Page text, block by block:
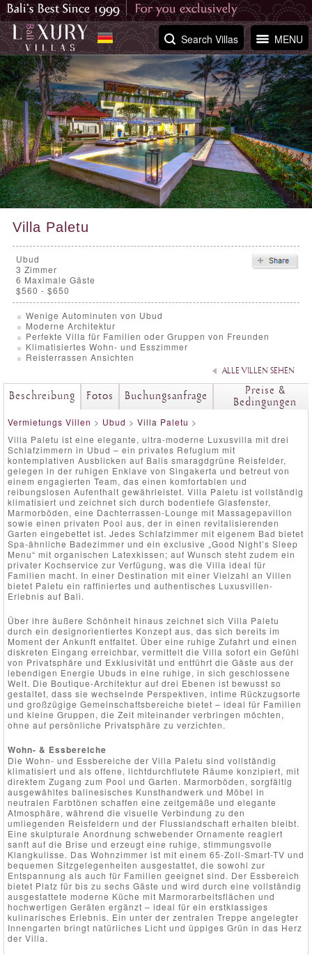
MENU
Search Villas
Villa Paletu
Ubud
3 Zimmer
6 Maximale Gäste
$560 - $650
Wenige Autominuten von Ubud
Moderne Architektur
Perfekte Villa für Familien oder Gruppen von Freunden
Klimatisiertes Wohn- und Esszimmer
Reisterrassen Ansichten
ALLE VILLEN SEHEN
Beschreibung Fotos Buchungsanfrage
Preise &
Bedingungen
Vermietungs Villen > Ubud > Villa Paletu >
Villa Paletu ist eine elegante, ultra-moderne Luxusvilla mit drei
Schlafzimmern in Ubud – ein privates Refugium mit
kontemplativen Ausblicken auf Balis smaragdgrüne Reisfelder,
gelegen in der ruhigen Enklave von Singakerta und betreut von
einem engagierten Team, das einen komfortablen und
reibungslosen Aufenthalt gewährleistet. Villa Paletu ist vollständig
klimatisiert und zeichnet sich durch bodentiefe Glasfenster,
Marmorböden, eine Dachterrassen-Lounge mit Massagepavillon
sowie einen privaten Pool aus, der in einen revitalisierenden
Garten eingebettet ist. Jedes Schlafzimmer mit eigenem Bad bietet
Spa-ähnliche Badezimmer und ein exclusive „Good Night’s Sleep
Menu“ mit organischen Latexkissen; auf Wunsch steht zudem ein
privater Kochservice zur Verfügung, was die Villa ideal für
Familien macht. In einer Destination mit einer Vielzahl an Villen
bietet Paletu ein raffiniertes und authentisches Luxusvillen-
Erlebnis auf Bali.
Über ihre äußere Schönheit hinaus zeichnet sich Villa Paletu
durch ein designorientiertes Konzept aus, das sich bereits im
Moment der Ankunft entfaltet. Über eine ruhige Zufahrt und einen
diskreten Eingang erreichbar, vermittelt die Villa sofort ein Gefühl
von Privatsphäre und Exklusivität und entführt die Gäste aus der
lebendigen Energie Ubuds in eine ruhige, in sich geschlossene
Welt. Die Boutique-Architektur auf drei Ebenen ist bewusst so
gestaltet, dass sie wechselnde Perspektiven, intime Rückzugsorte
und großzügige Gemeinschaftsbereiche bietet – ideal für Familien
und kleine Gruppen, die Zeit miteinander verbringen möchten,
ohne auf persönliche Privatsphäre zu verzichten.
Wohn- & Essbereiche
Die Wohn- und Essbereiche der Villa Paletu sind vollständig
klimatisiert und als offene, lichtdurchflutete Räume konzipiert, mit
direktem Zugang zum Pool und Garten. Marmorböden, sorgfältig
ausgewähltes balinesisches Kunsthandwerk und Möbel in
neutralen Farbtönen schaffen eine zeitgemäße und elegante
Atmosphäre, während die visuelle Verbindung zu den
umliegenden Reisfeldern und der Flusslandschaft erhalten bleibt.
Eine skulpturale Anordnung schwebender Ornamente reagiert
sanft auf die Brise und erzeugt eine ruhige, stimmungsvolle
Klangkulisse. Das Wohnzimmer ist mit einem 65-Zoll-Smart-TV und
bequemen Sitzgelegenheiten ausgestattet, die sowohl zur
Entspannung als auch für Familien geeignet sind. Der Essbereich
bietet Platz für bis zu sechs Gäste und wird durch eine vollständig
ausgestattete moderne Küche mit Marmorarbeitsflächen und
hochwertigen Geräten ergänzt – ideal für ein erstklassiges
kulinarisches Erlebnis. Ein unter der zentralen Treppe angelegter
Innengarten bringt natürliches Licht und üppiges Grün in das Herz
der Villa.